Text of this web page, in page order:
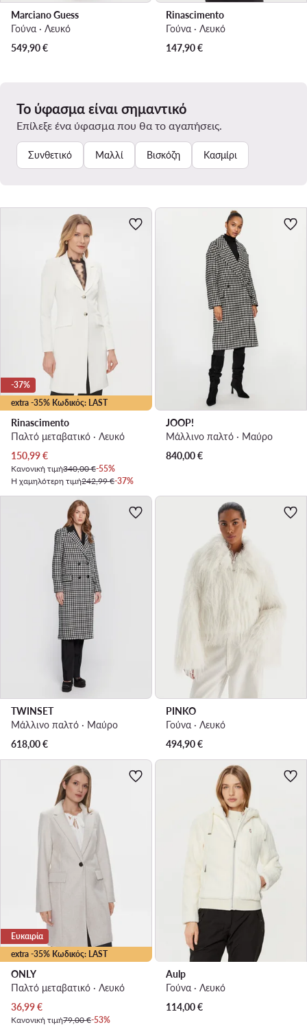
Marciano Guess
Γούνα · Λευκό
549,90€
Rinascimento
Γούνα · Λευκό
147,90€
Το ύφασμα είναι σημαντικό
Επίλεξε ένα ύφασμα που θα το αγαπήσεις.
Συνθετικό Μαλλί Βισκόζη Κασμίρι
extra -35% Κωδικός: LAST
-37%
Rinascimento
Παλτό μεταβατικό · Λευκό
Τρέχουσα τιμή
150,99€
Κανονική τιμή340,00 €-55%
Η χαμηλότερη τιμή242,99 €-37%
JOOP!
Μάλλινο παλτό · Μαύρο
840,00€
TWINSET
Μάλλινο παλτό · Μαύρο
618,00€
PINKO
Γούνα · Λευκό
494,90€
extra -35% Κωδικός: LAST
Ευκαιρία
ONLY
Παλτό μεταβατικό · Λευκό
Τρέχουσα τιμή
36,99€
Κανονική τιμή79,00 €-53%
Aulp
Γούνα · Λευκό
114,00€